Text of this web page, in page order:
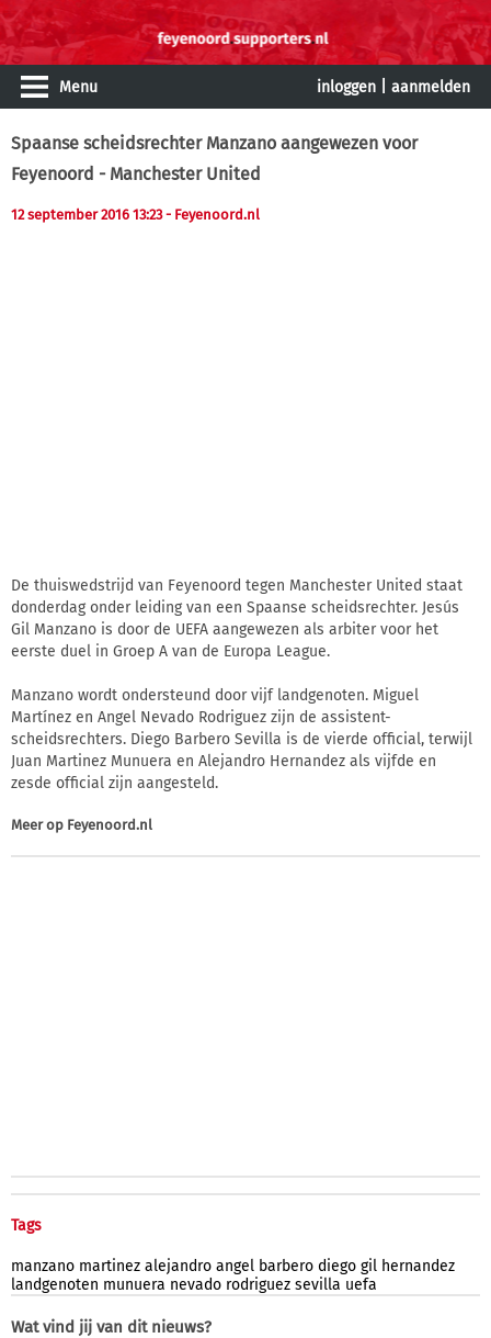
Menu inloggen aanmelden
Spaanse scheidsrechter Manzano aangewezen voor
Feyenoord - Manchester United
12 september 2016 13:23- Feyenoord.nl
De thuiswedstrijd van Feyenoord tegen Manchester United staat
donderdag onder leiding van een Spaanse scheidsrechter. Jesús
Gil Manzano is door de UEFA aangewezen als arbiter voor het
eerste duel in Groep A van de Europa League.
Manzano wordt ondersteund door vijf landgenoten. Miguel
Martínez en Angel Nevado Rodriguez zijn de assistent-
scheidsrechters. Diego Barbero Sevilla is de vierde official, terwijl
Juan Martinez Munuera en Alejandro Hernandez als vijfde en
zesde official zijn aangesteld.
Meer op Feyenoord.nl
Tags
manzano martinez alejandro angel barbero diego gil hernandez
landgenoten munuera nevado rodriguez sevilla uefa
Wat vind jij van dit nieuws?